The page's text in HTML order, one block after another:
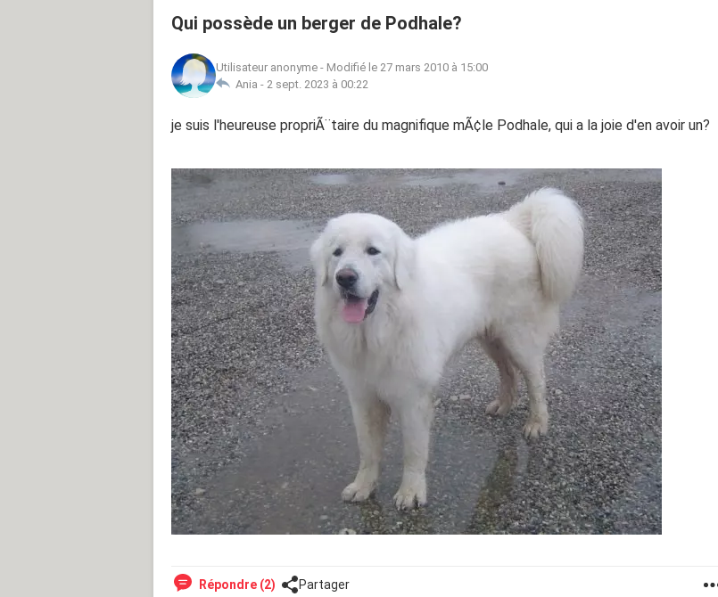
Qui possède un berger de Podhale?
Utilisateur anonyme - Modifié le 27 mars 2010 à 15:00
Ania - 2 sept. 2023 à 00:22
je suis l'heureuse propriÃ¨taire du magnifique mÃ¢le Podhale, qui a la joie d'en avoir un?
Répondre (2) Partager